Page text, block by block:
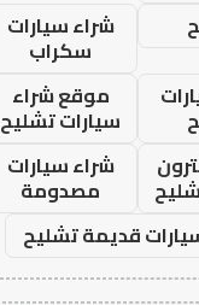
شراء سيارات
سكراب
موقع شراء
سيارات تشليح
شراء سيارات
مصدومة
قديمة تشليح